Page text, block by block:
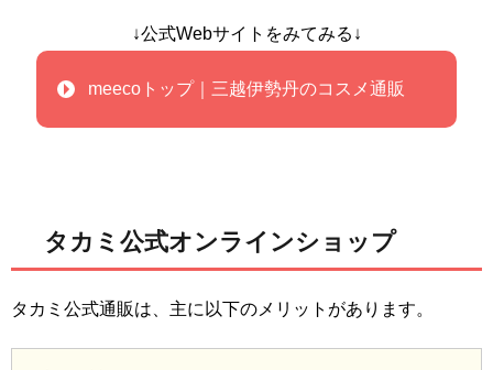
↓公式Webサイトをみてみる↓
meecoトップ｜三越伊勢丹のコスメ通販
タカミ公式オンラインショップ
タカミ公式通販は、主に以下のメリットがあります。